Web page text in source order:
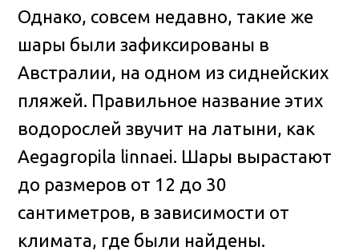
Однако, совсем недавно, такие же
шары были зафиксированы в
Австралии, на одном из сиднейских
пляжей. Правильное название этих
водорослей звучит на латыни, как
Aegagropila linnaei. Шары вырастают
до размеров от 12 до 30
сантиметров, в зависимости от
климата, где были найдены.